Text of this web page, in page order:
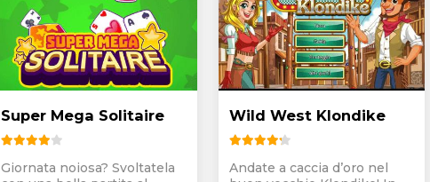
Super Mega Solitaire
Giornata noiosa? Svoltatela
Wild West Klondike
Andate a caccia d’oro nel